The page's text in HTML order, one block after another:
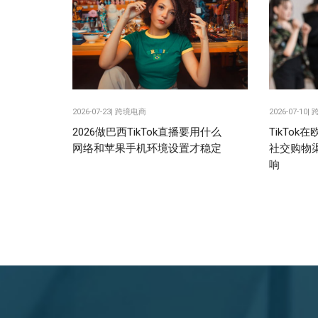
2026-07-23| 跨境电商
2026做巴西TikTok直播要用什么
网络和苹果手机环境设置才稳定
2026-07-10|
TikTok在
社交购物
响